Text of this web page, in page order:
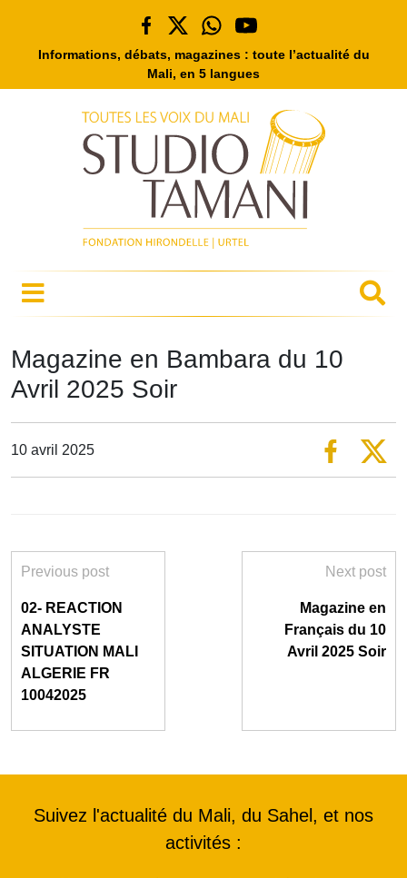
Informations, débats, magazines : toute l’actualité du
Mali, en 5 langues
Magazine en Bambara du 10
Avril 2025 Soir
10 avril 2025
Previous post
02- REACTION
ANALYSTE
SITUATION MALI
ALGERIE FR
10042025
Next post
Magazine en
Français du 10
Avril 2025 Soir
Suivez l'actualité du Mali, du Sahel, et nos
activités :